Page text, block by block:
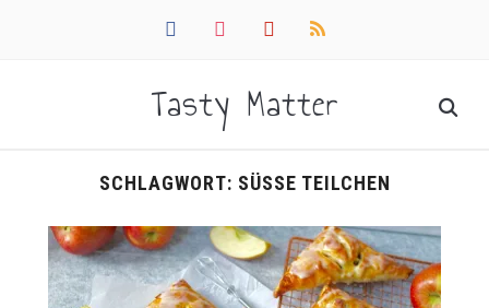
facebookinstagrampinterestrss
Tasty Matter
SCHLAGWORT: SÜSSE TEILCHEN